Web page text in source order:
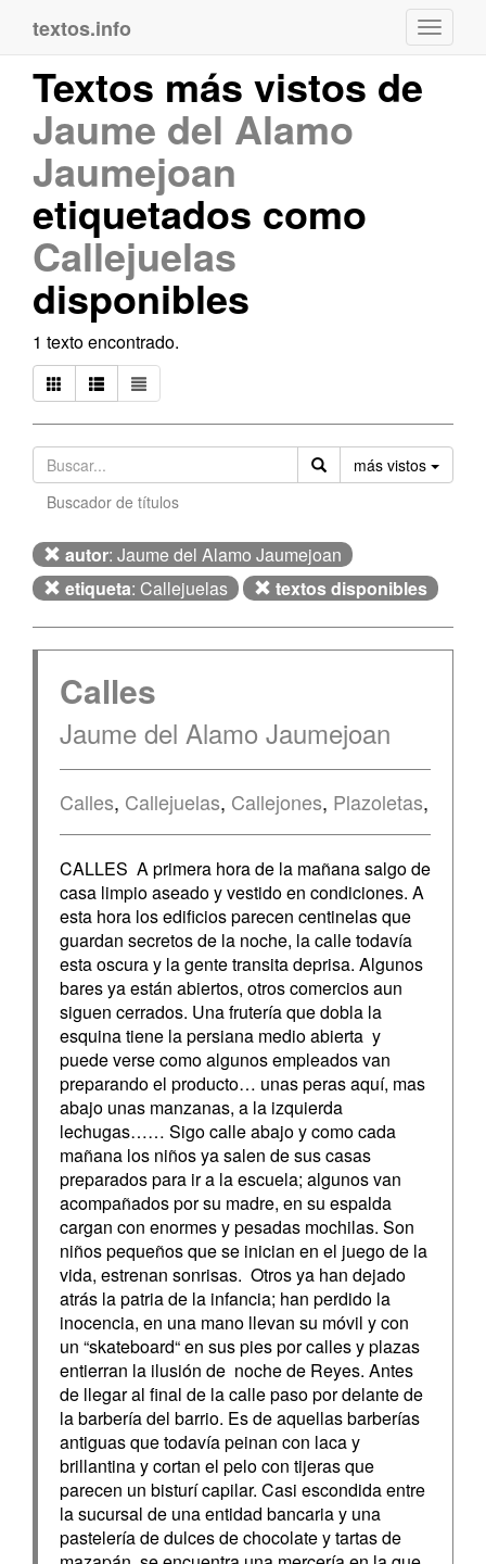
textos.info
Textos más vistos de
Jaume del Alamo
Jaumejoan
etiquetados como
Callejuelas
disponibles
1 texto encontrado.
más vistos
Buscador de títulos
autor: Jaume del Alamo Jaumejoan
etiqueta: Callejuelas textos disponibles
Calles
Jaume del Alamo Jaumejoan
Calles, Callejuelas, Callejones, Plazoletas,
CALLES A primera hora de la mañana salgo de
casa limpio aseado y vestido en condiciones. A
esta hora los edificios parecen centinelas que
guardan secretos de la noche, la calle todavía
esta oscura y la gente transita deprisa. Algunos
bares ya están abiertos, otros comercios aun
siguen cerrados. Una frutería que dobla la
esquina tiene la persiana medio abierta y
puede verse como algunos empleados van
preparando el producto… unas peras aquí, mas
abajo unas manzanas, a la izquierda
lechugas…… Sigo calle abajo y como cada
mañana los niños ya salen de sus casas
preparados para ir a la escuela; algunos van
acompañados por su madre, en su espalda
cargan con enormes y pesadas mochilas. Son
niños pequeños que se inician en el juego de la
vida, estrenan sonrisas. Otros ya han dejado
atrás la patria de la infancia; han perdido la
inocencia, en una mano llevan su móvil y con
un “skateboard“ en sus pies por calles y plazas
entierran la ilusión de noche de Reyes. Antes
de llegar al final de la calle paso por delante de
la barbería del barrio. Es de aquellas barberías
antiguas que todavía peinan con laca y
brillantina y cortan el pelo con tijeras que
parecen un bisturí capilar. Casi escondida entre
la sucursal de una entidad bancaria y una
pastelería de dulces de chocolate y tartas de